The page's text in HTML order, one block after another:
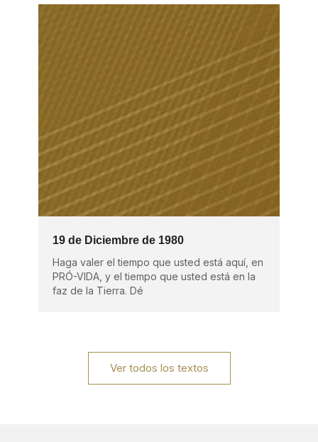
19 de Diciembre de 1980
Haga valer el tiempo que usted está aquí, en
PRÓ-VIDA, y el tiempo que usted está en la
faz de la Tierra. Dé
Ver todos los textos